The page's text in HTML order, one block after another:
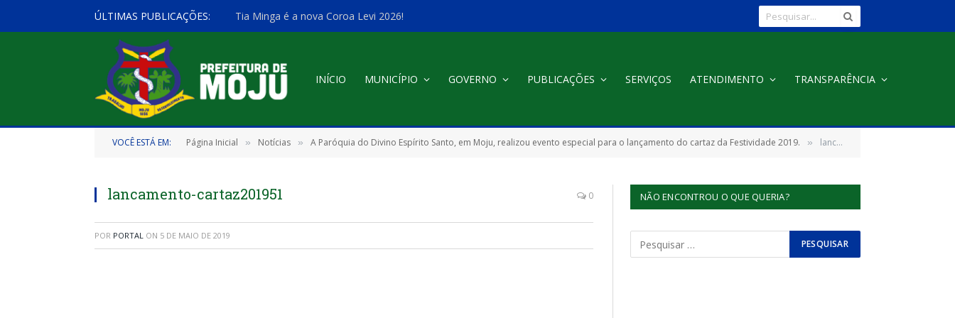
ÚLTIMAS PUBLICAÇÕES: Tia Minga é a nova Coroa Levi 2026!
INÍCIO MUNICÍPIO GOVERNO PUBLICAÇÕES SERVIÇOS ATENDIMENTO TRANSPARÊNCIA
VOCÊ ESTÁ EM: Página Inicial » Notícias » A Paróquia do Divino Espírito Santo, em Moju, realizou evento especial para o lançamento do cartaz da Festividade 2019. » lancamento-cartaz201951
lancamento-cartaz201951 0
POR PORTAL ON 5 DE MAIO DE 2019
NÃO ENCONTROU O QUE QUERIA?